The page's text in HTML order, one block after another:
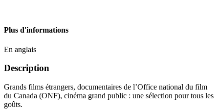
Plus d'informations
En anglais
Description
Grands films étrangers, documentaires de l’Office national du film
du Canada (ONF), cinéma grand public : une sélection pour tous les
goûts.